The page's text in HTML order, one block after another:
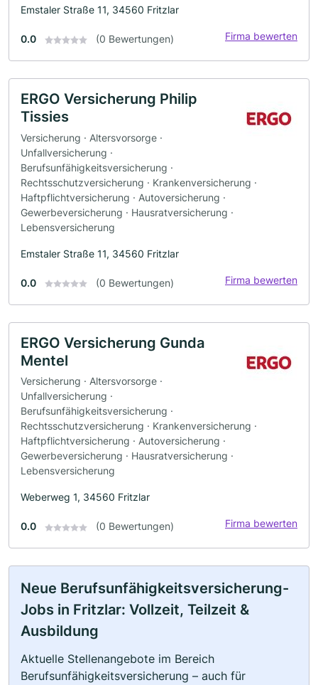
Emstaler Straße 11, 34560 Fritzlar
0.0 (0 Bewertungen) Firma bewerten
ERGO Versicherung Philip
Tissies
Versicherung · Altersvorsorge ·
Unfallversicherung ·
Berufsunfähigkeitsversicherung ·
Rechtsschutzversicherung · Krankenversicherung ·
Haftpflichtversicherung · Autoversicherung ·
Gewerbeversicherung · Hausratversicherung ·
Lebensversicherung
Emstaler Straße 11, 34560 Fritzlar
0.0 (0 Bewertungen) Firma bewerten
ERGO Versicherung Gunda
Mentel
Versicherung · Altersvorsorge ·
Unfallversicherung ·
Berufsunfähigkeitsversicherung ·
Rechtsschutzversicherung · Krankenversicherung ·
Haftpflichtversicherung · Autoversicherung ·
Gewerbeversicherung · Hausratversicherung ·
Lebensversicherung
Weberweg 1, 34560 Fritzlar
0.0 (0 Bewertungen) Firma bewerten
Neue Berufsunfähigkeitsversicherung-
Jobs in Fritzlar: Vollzeit, Teilzeit &
Ausbildung
Aktuelle Stellenangebote im Bereich
Berufsunfähigkeitsversicherung – auch für